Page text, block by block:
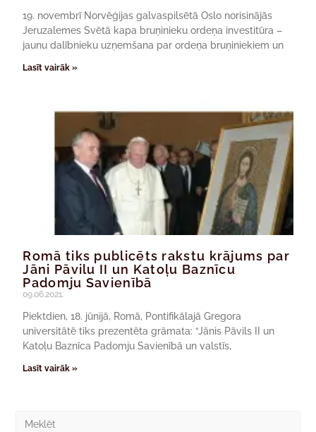
19. novembrī Norvēģijas galvaspilsētā Oslo norisinājās
Jeruzalemes Svētā kapa bruņinieku ordeņa investitūra –
jaunu dalībnieku uzņemšana par ordeņa bruņiniekiem un
Lasīt vairāk »
Romā tiks publicēts rakstu krājums par
Jāni Pāvilu II un Katoļu Baznīcu
Padomju Savienībā
09.06.2021.
Piektdien, 18. jūnijā, Romā, Pontifikālajā Gregora
universitātē tiks prezentēta grāmata: “Jānis Pāvils II un
Katoļu Baznīca Padomju Savienībā un valstīs,
Lasīt vairāk »